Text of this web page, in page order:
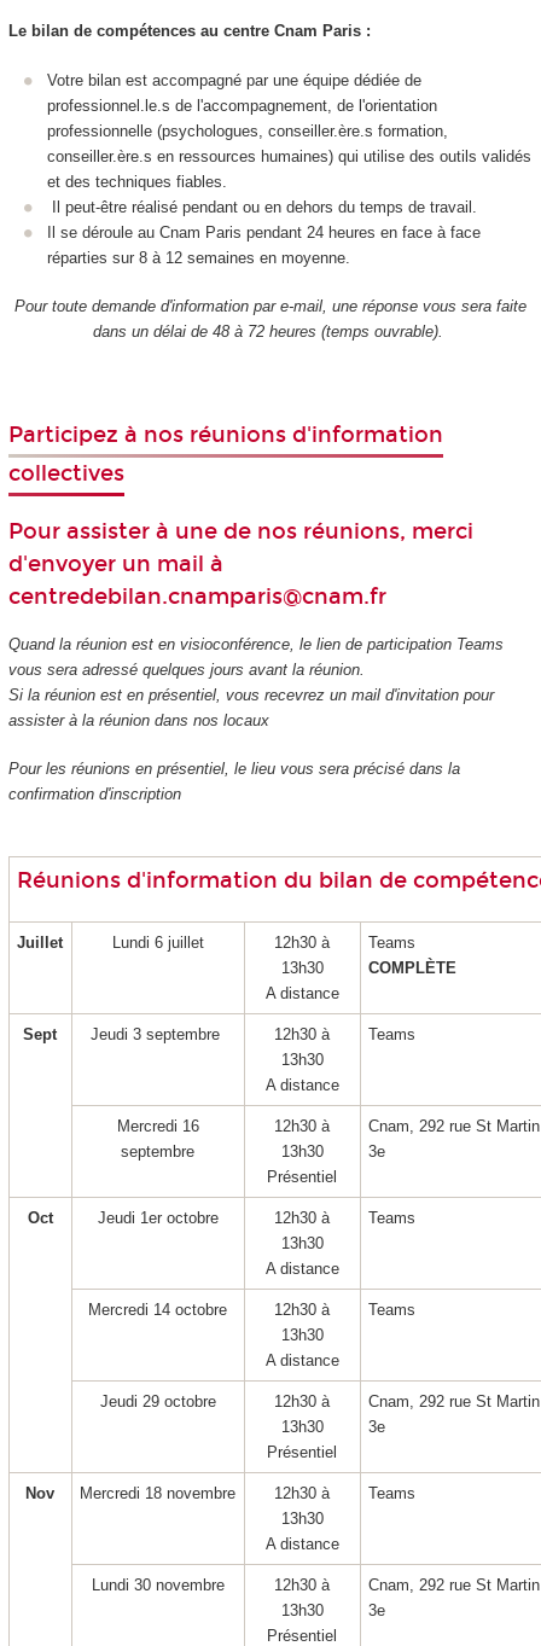
Le bilan de compétences au centre Cnam Paris :
Votre bilan est accompagné par une équipe dédiée de
professionnel.le.s de l'accompagnement, de l'orientation
professionnelle (psychologues, conseiller.ère.s formation,
conseiller.ère.s en ressources humaines) qui utilise des outils validés
et des techniques fiables.
Il peut-être réalisé pendant ou en dehors du temps de travail.
Il se déroule au Cnam Paris pendant 24 heures en face à face
réparties sur 8 à 12 semaines en moyenne.
Pour toute demande d'information par e-mail, une réponse vous sera faite
dans un délai de 48 à 72 heures (temps ouvrable).
Participez à nos réunions d'information
collectives
Pour assister à une de nos réunions, merci
d'envoyer un mail à
centredebilan.cnamparis@cnam.fr
Quand la réunion est en visioconférence, le lien de participation Teams
vous sera adressé quelques jours avant la réunion.
Si la réunion est en présentiel, vous recevrez un mail d'invitation pour
assister à la réunion dans nos locaux
Pour les réunions en présentiel, le lieu vous sera précisé dans la
confirmation d'inscription
Réunions d'information du bilan de
Juillet Lundi 6 juillet
12h30 à
13h30
A distance
Teams
COMPLÈTE
Sept Jeudi 3 septembre
12h30 à
13h30
A distance
Teams
Mercredi 16
septembre
12h30 à
13h30
Présentiel
Cnam, 292 rue St
3e
Oct Jeudi 1 er octobre
12h30 à
13h30
A distance
Teams
Mercredi 14 octobre
12h30 à
13h30
A distance
Teams
Jeudi 29 octobre
12h30 à
13h30
Présentiel
Cnam, 292 rue St
3e
Nov Mercredi 18 novembre
12h30 à
13h30
A distance
Teams
Lundi 30 novembre
12h30 à
13h30
Présentiel
Cnam, 292 rue St
3e